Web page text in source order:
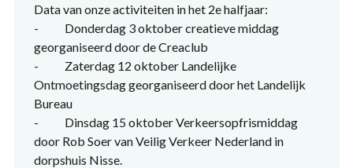
Data van onze activiteiten in het 2e halfjaar:
- Donderdag 3 oktober creatieve middag
georganiseerd door de Creaclub
- Zaterdag 12 oktober Landelijke
Ontmoetingsdag georganiseerd door het Landelijk
Bureau
- Dinsdag 15 oktober Verkeersopfrismiddag
door Rob Soer van Veilig Verkeer Nederland in
dorpshuis Nisse.